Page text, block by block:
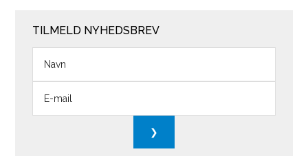
TILMELD NYHEDSBREV